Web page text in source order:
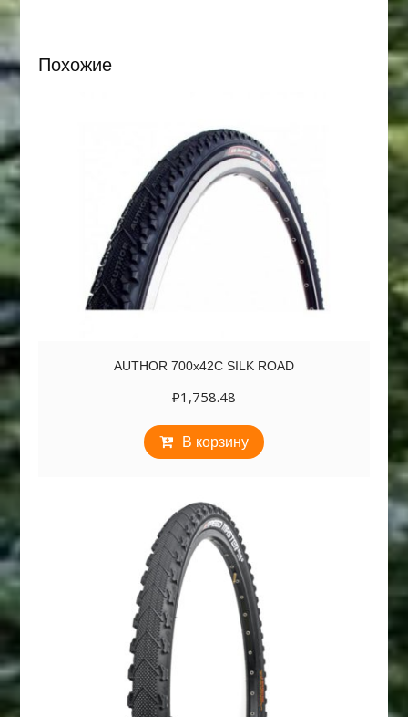
Похожие
AUTHOR 700х42C SILK ROAD
₽1,758.48
В корзину